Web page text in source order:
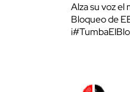
Alza su voz
Bloqueo de